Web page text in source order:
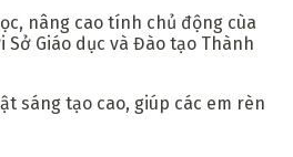
nâng cao tính chủ động cùa
Giáo dục và Đào tạo Thành
sáng tạo cao, giúp các em rèn